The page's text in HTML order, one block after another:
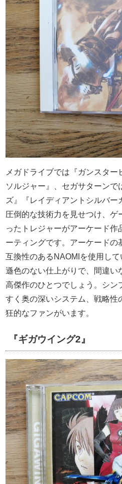
メガドライブでは『ガンスタ
ソルジャー』、セガサターンで
ズ』『レイディアントシルバ
圧倒的な技術力を見せつけ、ゲ
ったトレジャーがアーケード作
ーティングです。アーケードの
互換性のあるNAOMIを使用し
遜色のない仕上がりで、間違い
高傑作のひとつでしょう。シン
すく奥の深いシステム、戦略性
狂的なファンがいます。
『ギガウイング2』